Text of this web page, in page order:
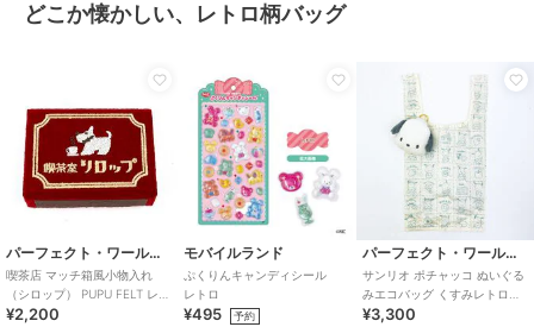
どこか懐かしい、レトロ柄バッグ
パーフェクト・ワールド・トーキョー
喫茶店 マッチ箱風小物入れ
（シロップ） PUPU FELT レト
ロ雑貨
¥2,200
モバイルランド
ぷくりんキャンディシール
レトロ
¥495 予約
パーフェクト・ワールド・トーキョー
サンリオ ポチャッコ ぬいぐる
みエコバッグ くすみレトロシ
リーズ Sanrio
¥3,300